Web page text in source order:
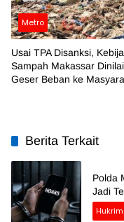
Metro
Usai TPA Disanksi,
Sampah Makassar Dinilai
Geser Beban ke
Berita Terkait
Polda
Jadi
Hukrim